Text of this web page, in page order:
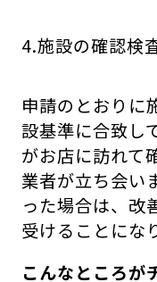
4.施設の確認検
申請のとおりに
設基準に合致し
がお店に訪れて
業者が立ち会い
った場合は、改
受けることにな
こんなところが